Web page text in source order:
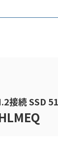
接続 SSD